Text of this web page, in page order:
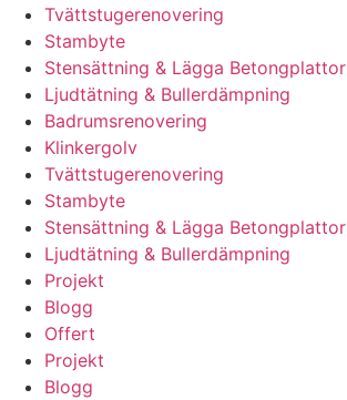
Tvättstugerenovering
Stambyte
Stensättning & Lägga Betongplattor
Ljudtätning & Bullerdämpning
Badrumsrenovering
Klinkergolv
Tvättstugerenovering
Stambyte
Stensättning & Lägga Betongplattor
Ljudtätning & Bullerdämpning
Projekt
Blogg
Offert
Projekt
Blogg